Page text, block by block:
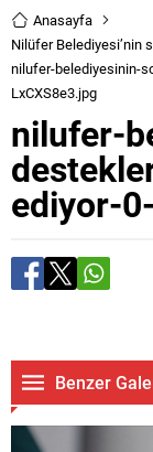
Anasayfa
Nilüfer Belediyesi’nin
nilufer-belediyesinin-
LxCXS8e3.jpg
nilufer-
ediyor-
Benzer